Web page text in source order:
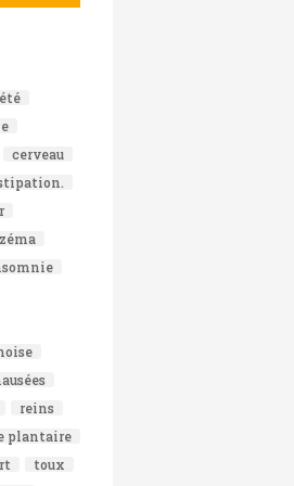
cerveau
reins
plantaire
toux